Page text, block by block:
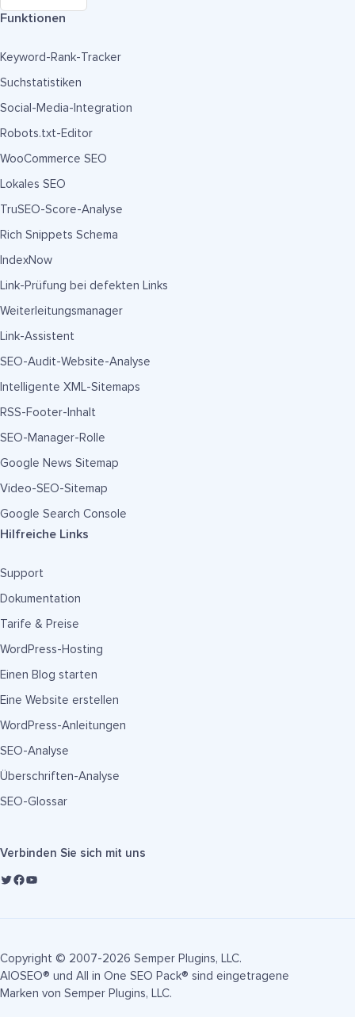
Funktionen
Keyword-Rank-Tracker
Suchstatistiken
Social-Media-Integration
Robots.txt-Editor
WooCommerce SEO
Lokales SEO
TruSEO-Score-Analyse
Rich Snippets Schema
IndexNow
Link-Prüfung bei defekten Links
Weiterleitungsmanager
Link-Assistent
SEO-Audit-Website-Analyse
Intelligente XML-Sitemaps
RSS-Footer-Inhalt
SEO-Manager-Rolle
Google News Sitemap
Video-SEO-Sitemap
Google Search Console
Hilfreiche Links
Support
Dokumentation
Tarife & Preise
WordPress-Hosting
Einen Blog starten
Eine Website erstellen
WordPress-Anleitungen
SEO-Analyse
Überschriften-Analyse
SEO-Glossar
Verbinden Sie sich mit uns
Copyright © 2007-2026 Semper Plugins, LLC.
AIOSEO® und All in One SEO Pack® sind eingetragene
Marken von Semper Plugins, LLC.